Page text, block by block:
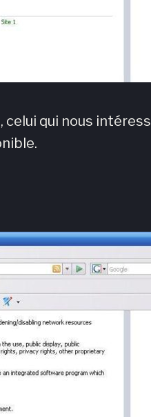
qui nous